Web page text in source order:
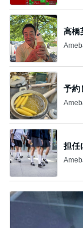
高橋
予約
担任